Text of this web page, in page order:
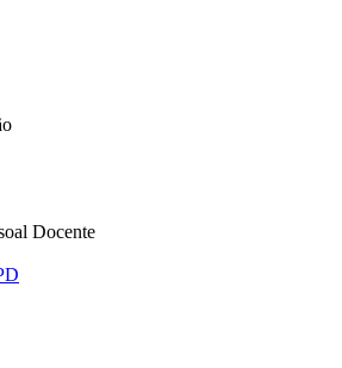
Docente